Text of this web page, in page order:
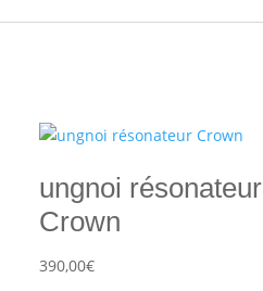
ungnoi résonateur
Crown
390,00€